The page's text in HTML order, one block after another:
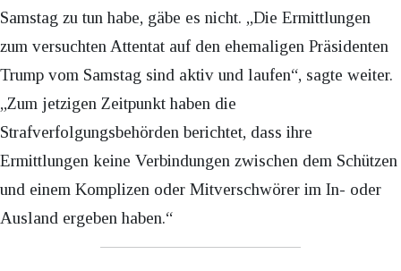
Samstag zu tun habe, gäbe es nicht. „Die Ermittlungen
zum versuchten Attentat auf den ehemaligen Präsidenten
Trump vom Samstag sind aktiv und laufen“, sagte weiter.
„Zum jetzigen Zeitpunkt haben die
Strafverfolgungsbehörden berichtet, dass ihre
Ermittlungen keine Verbindungen zwischen dem Schützen
und einem Komplizen oder Mitverschwörer im In- oder
Ausland ergeben haben.“